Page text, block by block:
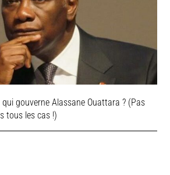
qui gouverne Alassane Ouattara ? (Pas
tous les cas !)